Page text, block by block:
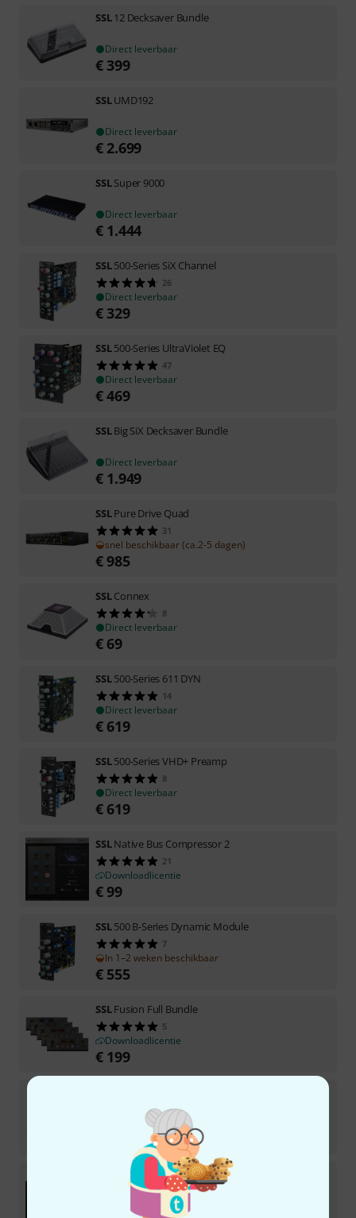
SSL12 Decksaver Bundle
Direct leverbaar
€ 399
SSLUMD192
Direct leverbaar
€ 2.699
SSLSuper 9000
Direct leverbaar
€ 1.444
SSL500-Series SiX Channel
26
Direct leverbaar
€ 329
SSL500-Series UltraViolet EQ
47
Direct leverbaar
€469
SSLBig SiX Decksaver Bundle
Direct leverbaar
€ 1.949
SSLPure Drive Quad
31
snel beschikbaar (ca.2-5 dagen)
€985
SSLConnex
8
Direct leverbaar
€ 69
SSL500-Series 611 DYN
14
Direct leverbaar
€ 619
SSL500-Series VHD+ Preamp
8
Direct leverbaar
€ 619
SSLNative Bus Compressor 2
21
Downloadlicentie
€99
SSL500 B-Series Dynamic Module
7
In 1–2 weken beschikbaar
€ 555
SSLFusion Full Bundle
5
Downloadlicentie
€ 199
70
Direct leverbaar
Native X-EQ 2
12
Downloadlicentie